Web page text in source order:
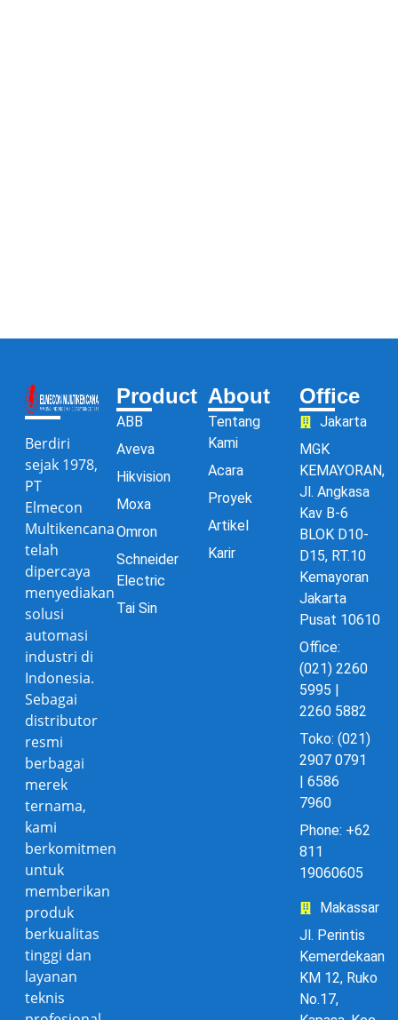
Berdiri
sejak 1978,
PT
Elmecon
Multikencana
telah
dipercaya
menyediakan
solusi
automasi
industri di
Indonesia.
Sebagai
distributor
resmi
berbagai
merek
ternama,
kami
berkomitmen
untuk
memberikan
produk
berkualitas
tinggi dan
layanan
teknis
Product
ABB
Aveva
Hikvision
Moxa
Omron
Schneider
Electric
Tai Sin
About
Tentang
Kami
Acara
Proyek
Artikel
Karir
Office
Jakarta
MGK
KEMAYORAN,
Jl. Angkasa
Kav B-6
BLOK D10-
D15, RT.10
Kemayoran
Jakarta
Pusat 10610
Office:
(021) 2260
5995 |
2260 5882
Toko: (021)
2907 0791
| 6586
7960
Phone: +62
811
19060605
Makassar
Jl. Perintis
Kemerdekaan
KM 12, Ruko
No.17,